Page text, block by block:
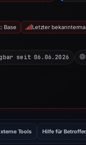
Base Letzter
seit 06.06.2026
Tools Hilfe für